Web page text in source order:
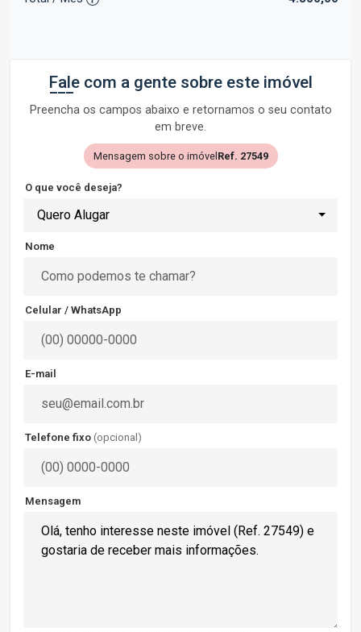
Fale com a gente sobre este imóvel
Preencha os campos abaixo e retornamos o seu contato
em breve.
Mensagem sobre o imóvel Ref. 27549
O que você deseja?
Quero Alugar
Nome
Celular / WhatsApp
E-mail
Telefone fixo (opcional)
Mensagem